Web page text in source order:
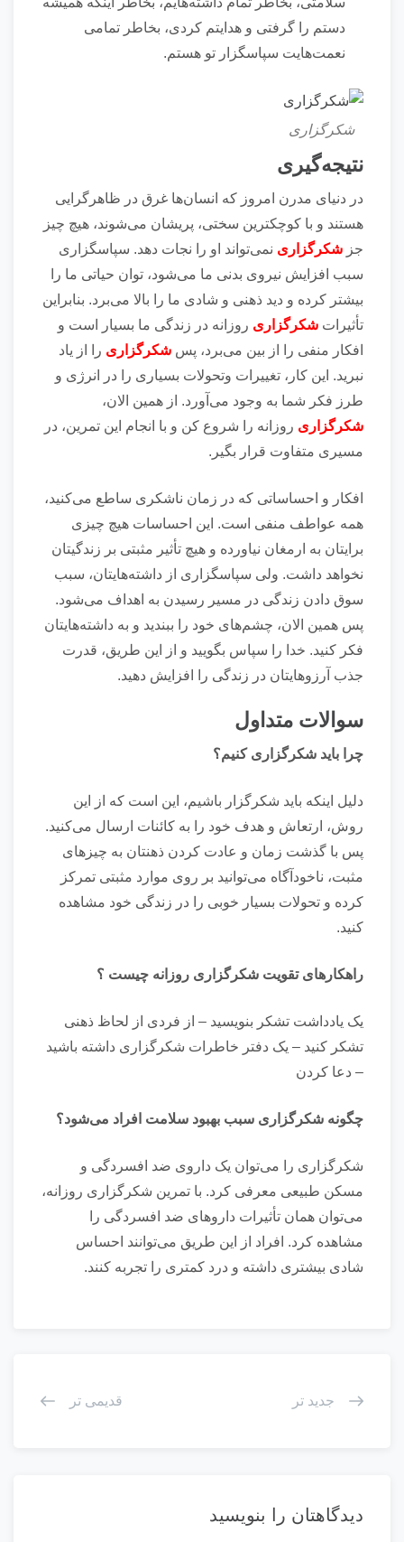
دستم را گرفتی و هدایتم کردی، بخاطر تمامی
نعمت‌هایت سپاسگزار تو هستم‌.
شکرگزاری
نتیجه‌گیری
در دنیای مدرن امروز که انسان‌ها غرق در ظاهرگرایی
هستند و با کوچکترین سختی، پریشان می‌شوند، هیچ چیز
جز شکرگزاری نمی‌تواند او را نجات دهد. سپاسگزاری
سبب افزایش نیروی بدنی ما می‌شود، توان حیاتی ما را
بیشتر کرده و دید ذهنی و شادی ما را بالا می‌برد. بنابراین
تأثیرات شکرگزاری روزانه در زندگی ما بسیار است و
افکار منفی را از بین می‌برد، پس شکرگزاری را از یاد
نبرید. این کار، تغییرات و‌تحولات بسیاری را در انرژی و
طرز فکر شما به وجود می‌آورد. از همین الان،
شکرگزاری روزانه را شروع کن و با انجام این تمرین، در
مسیری متفاوت قرار بگیر.
افکار و احساساتی که در زمان ناشکری ساطع می‌کنید،
همه عواطف منفی است. این احساسات هیچ چیزی
برایتان به ارمغان نیاورده و هیچ تأثیر مثبتی بر زندگیتان
نخواهد داشت. ولی سپاسگزاری از داشته‌هایتان، سبب
سوق دادن زندگی در مسیر رسیدن به اهداف می‌شود.
پس همین الان، چشم‌های خود را ببندید و به داشته‌هایتان
فکر کنید. خدا را سپاس بگویید و از این طریق، قدرت
جذب آرزو‌هایتان در زندگی را افزایش دهید.
سوالات متداول
چرا باید شکرگزاری کنیم؟
دلیل اینکه باید شکرگزار باشیم، این است که از این
روش، ارتعاش و هدف خود را به کائنات ارسال می‌کنید.
پس با گذشت زمان و عادت کردن ذهنتان به چیز‌های
مثبت، ناخودآگاه می‌توانید بر روی موارد مثبتی تمرکز
کرده و تحولات بسیار خوبی را در زندگی خود مشاهده
کنید.
راهکار‌های تقویت شکرگزاری روزانه چیست ؟
یک یادداشت تشکر بنویسید – از فردی از لحاظ ذهنی
تشکر کنید – یک دفتر خاطرات شکرگزاری داشته باشید
– دعا کردن
چگونه شکرگزاری سبب بهبود سلامت افراد می‌شود؟
شکرگزاری را می‌توان یک داروی ضد افسردگی و
مسکن طبیعی معرفی کرد. با تمرین شکرگزاری روزانه،
می‌توان همان تأثیرات دارو‌های ضد افسردگی را
مشاهده کرد. افراد از این طریق می‌توانند احساس
شادی بیشتری داشته و درد کمتری را تجربه کنند.
جدید تر قدیمی تر
دیدگاهتان را بنویسید